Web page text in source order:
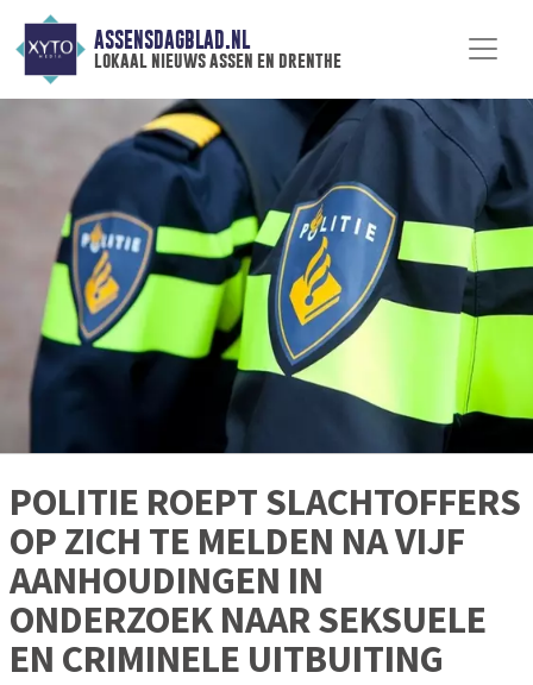
ASSENSDAGBLAD.NL
lokaal nieuws assen en drenthe
POLITIE ROEPT SLACHTOFFERS
OP ZICH TE MELDEN NA VIJF
AANHOUDINGEN IN
ONDERZOEK NAAR SEKSUELE
EN CRIMINELE UITBUITING